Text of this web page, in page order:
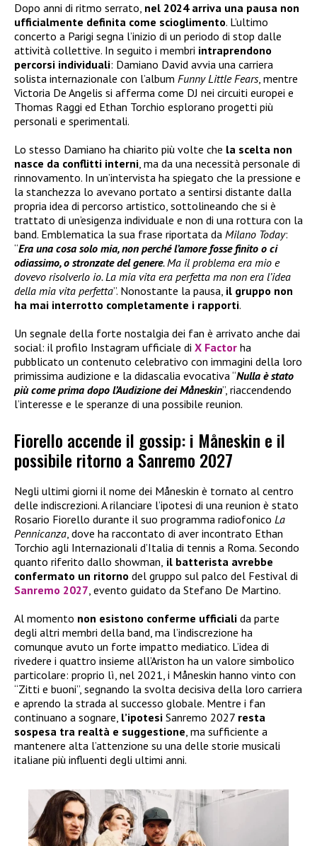
Dopo anni di ritmo serrato, nel 2024 arriva una pausa non
ufficialmente definita come scioglimento. L’ultimo
concerto a Parigi segna l’inizio di un periodo di stop dalle
attività collettive. In seguito i membri intraprendono
percorsi individuali: Damiano David avvia una carriera
solista internazionale con l’album Funny Little Fears, mentre
Victoria De Angelis si afferma come DJ nei circuiti europei e
Thomas Raggi ed Ethan Torchio esplorano progetti più
personali e sperimentali.
Lo stesso Damiano ha chiarito più volte che la scelta non
nasce da conflitti interni, ma da una necessità personale di
rinnovamento. In un’intervista ha spiegato che la pressione e
la stanchezza lo avevano portato a sentirsi distante dalla
propria idea di percorso artistico, sottolineando che si è
trattato di un’esigenza individuale e non di una rottura con la
band. Emblematica la sua frase riportata da Milano Today:
“Era una cosa solo mia, non perché l’amore fosse finito o ci
odiassimo, o stronzate del genere. Ma il problema era mio e
dovevo risolverlo io. La mia vita era perfetta ma non era l’idea
della mia vita perfetta”. Nonostante la pausa, il gruppo non
ha mai interrotto completamente i rapporti.
Un segnale della forte nostalgia dei fan è arrivato anche dai
social: il profilo Instagram ufficiale di X Factor ha
pubblicato un contenuto celebrativo con immagini della loro
primissima audizione e la didascalia evocativa “Nulla è stato
più come prima dopo l’Audizione dei Måneskin”, riaccendendo
l’interesse e le speranze di una possibile reunion.
Fiorello accende il gossip: i Måneskin e il
possibile ritorno a Sanremo 2027
Negli ultimi giorni il nome dei Måneskin è tornato al centro
delle indiscrezioni. A rilanciare l’ipotesi di una reunion è stato
Rosario Fiorello durante il suo programma radiofonico La
Pennicanza , dove ha raccontato di aver incontrato Ethan
Torchio agli Internazionali d’Italia di tennis a Roma. Secondo
quanto riferito dallo showman, il batterista avrebbe
confermato un ritorno del gruppo sul palco del Festival di
Sanremo 2027 , evento guidato da Stefano De Martino.
Al momento non esistono conferme ufficiali da parte
degli altri membri della band, ma l’indiscrezione ha
comunque avuto un forte impatto mediatico. L’idea di
rivedere i quattro insieme all’Ariston ha un valore simbolico
particolare: proprio lì, nel 2021, i Måneskin hanno vinto con
“Zitti e buoni”, segnando la svolta decisiva della loro carriera
e aprendo la strada al successo globale. Mentre i fan
continuano a sognare, l’ipotesi Sanremo 2027 resta
sospesa tra realtà e suggestione , ma sufficiente a
mantenere alta l’attenzione su una delle storie musicali
italiane più influenti degli ultimi anni.